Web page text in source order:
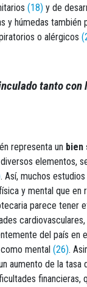
(18) y de
y húmedas también
o alérgicos
tanto con
representa un bien
elementos,
. Así, muchos
y mental que en
parece tener
del país en
mental (26).
aumento de la